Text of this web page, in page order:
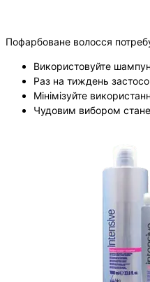
Пофарбоване волосся
Використовуйте
Раз на тиждень
Мінімізуйте
Чудовим вибором стане